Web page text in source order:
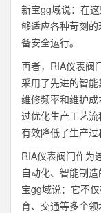
新宝gg域说：在
够适应各种苛刻
备安全运行。
再者，RIA仪表阀
采用了先进的智
维修频率和维护成
过优化生产工艺
有效降低了生产过
RIA仪表阀门作为
自动化、智能制
宝gg域说：它不
育、交通等多个